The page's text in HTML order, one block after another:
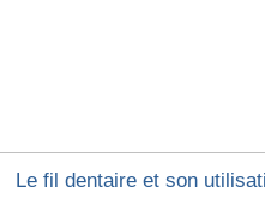
Le fil dentaire et son